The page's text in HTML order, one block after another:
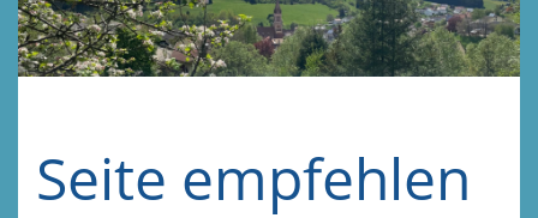
Seite empfehlen